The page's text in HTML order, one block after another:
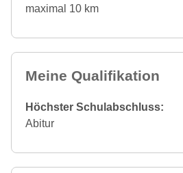
maximal 10 km
Meine Qualifikation
Höchster Schulabschluss:
Abitur